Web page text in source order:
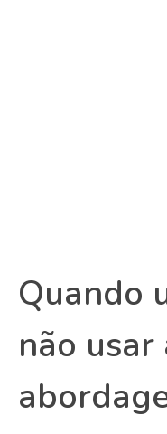
Quando
não usar